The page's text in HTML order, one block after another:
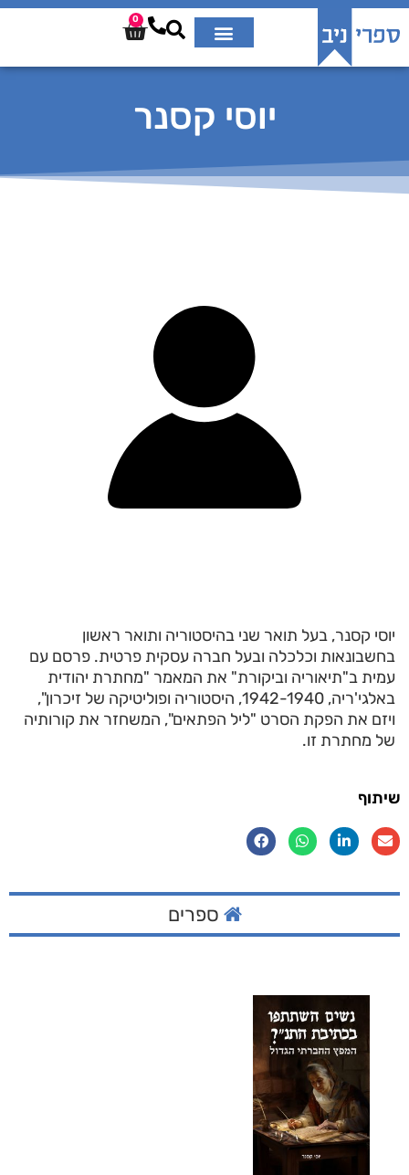
0
יוסי קסנר
יוסי קסנר, בעל תואר שני בהיסטוריה ותואר ראשון
בחשבונאות וכלכלה ובעל חברה עסקית פרטית. פרסם עם
עמית ב"תיאוריה וביקורת" את המאמר "מחתרת יהודית
באלגי'ריה, 1942-1940, היסטוריה ופוליטיקה של זיכרון",
ויזם את הפקת הסרט "ליל הפתאים", המשחזר את קורותיה
של מחתרת זו.
שיתוף
ספרים